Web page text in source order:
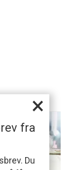
×
fra
Du